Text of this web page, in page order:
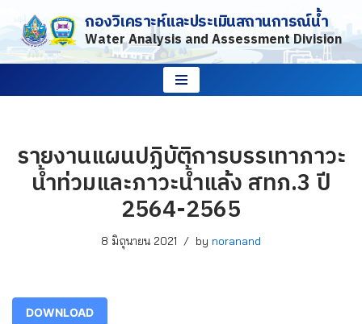
Skip
to
กองวิเคราะห์และประเมินสถานการณ์น้ำ
Water Analysis and Assessment Division
รายงานแผนปฏิบัติการบรรเทาภาวะ
น้ำท่วมและภาวะน้ำแล้ง สทภ.3 ปี
2564-2565
8 มิถุนายน 2021 by noranand
DOWNLOAD